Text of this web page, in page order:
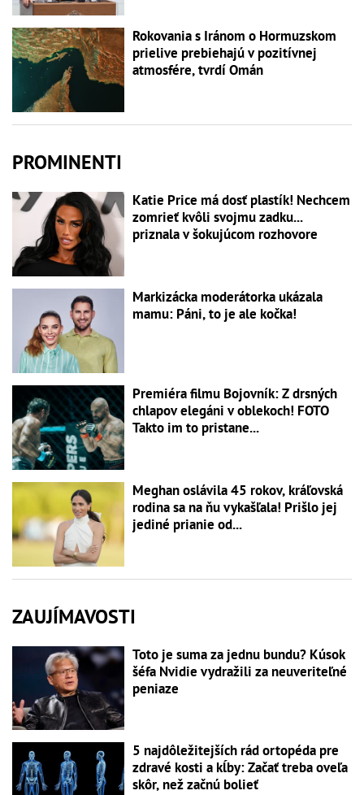
Rokovania s Iránom o Hormuzskom
prielive prebiehajú v pozitívnej
atmosfére, tvrdí Omán
PROMINENTI
Katie Price má dosť plastík! Nechcem
zomrieť kvôli svojmu zadku...
priznala v šokujúcom rozhovore
Markizácka moderátorka ukázala
mamu: Páni, to je ale kočka!
Premiéra filmu Bojovník: Z drsných
chlapov elegáni v oblekoch! FOTO
Takto im to pristane...
Meghan oslávila 45 rokov, kráľovská
rodina sa na ňu vykašľala! Prišlo jej
jediné prianie od...
ZAUJÍMAVOSTI
Toto je suma za jednu bundu? Kúsok
šéfa Nvidie vydražili za neuveriteľné
peniaze
5 najdôležitejších rád ortopéda pre
zdravé kosti a kĺby: Začať treba oveľa
skôr, než začnú bolieť